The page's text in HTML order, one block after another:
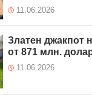
11.06.2026
Златен джакпот
от 871 млн.
11.06.2026